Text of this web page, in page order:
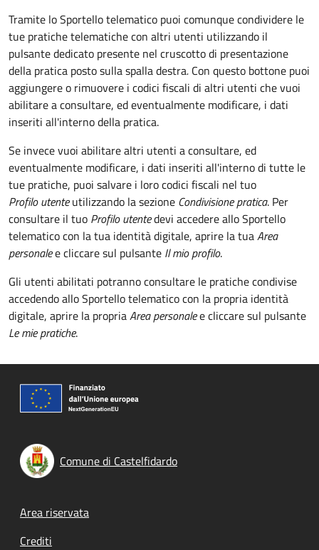
Tramite lo Sportello telematico puoi comunque condividere le
tue pratiche telematiche con altri utenti utilizzando il
pulsante dedicato presente nel cruscotto di presentazione
della pratica posto sulla spalla destra. Con questo bottone puoi
aggiungere o rimuovere i codici fiscali di altri utenti che vuoi
abilitare a consultare, ed eventualmente modificare, i dati
inseriti all'interno della pratica.
Se invece vuoi abilitare altri utenti a consultare, ed
eventualmente modificare, i dati inseriti all'interno di tutte le
tue pratiche, puoi salvare i loro codici fiscali nel tuo
Profilo utenteutilizzando la sezione Condivisione pratica. Per
consultare il tuo Profilo utentedevi accedere allo Sportello
telematico con la tua identità digitale, aprire la tuaArea
personalee cliccare sul pulsante Il mio profilo.
Gli utenti abilitati potranno consultare le pratiche condivise
accedendo allo Sportello telematico con la propria identità
digitale, aprire la propriaArea personalee cliccare sul pulsante
Le mie pratiche.
Comune di Castelfidardo
Footer menu
Area riservata
Crediti